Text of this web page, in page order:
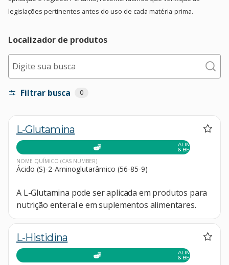
legislações pertinentes antes do uso de cada matéria-prima.
Localizador de produtos
Digite sua busca
Filtrar busca 0
L-Glutamina
ALIMENTOS
& BEBIDAS
NOME QUÍMICO (CAS NUMBER)
Ácido (S)-2-Aminoglutarâmico (56-85-9)
A L-Glutamina pode ser aplicada em produtos para
nutrição enteral e em suplementos alimentares.
L-Histidina
ALIMENTOS
& BEBIDAS